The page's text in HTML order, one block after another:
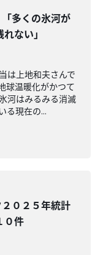
多くの氷河が
ない」
は上地和夫さんで
球温暖化がかつて
河はみるみる消滅
る現在の...
０２５年統計
０件